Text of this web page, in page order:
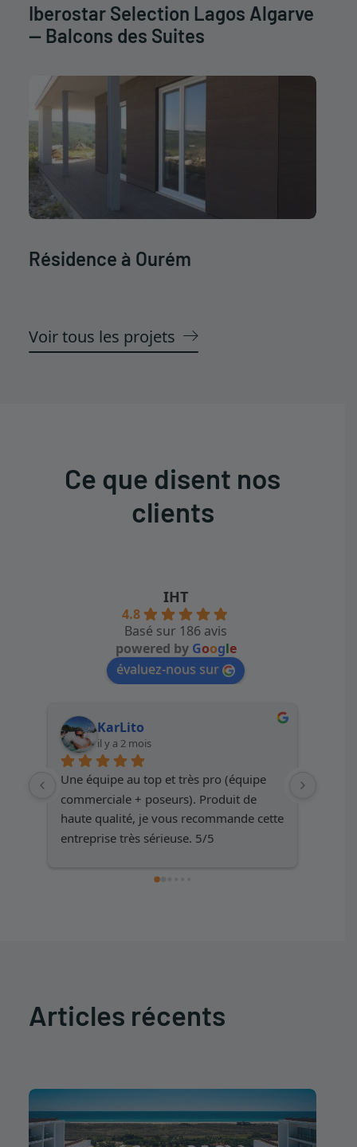
Iberostar Selection Lagos Algarve
— Balcons des Suites
Résidence à Ourém
Voir tous les projets
Ce que disent nos
clients
IHT
4.8
Basé sur 186 avis
powered by Google
évaluez-nous sur
KarLito
il y a 2 mois
Une équipe au top et très pro (équipe
commerciale + poseurs). Produit de
haute qualité, je vous recommande cette
entreprise très sérieuse. 5/5
Articles récents
" data-no-bp="" data-
bp="210,250,360,480,720,945,1032,1350,1500"
data-uniqueid="174436-173429" data-
guid="https://www.iht-group.com/wp-